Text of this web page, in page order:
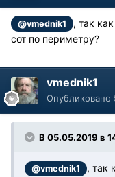
@vmednik1
, так
сот по периметру?
vmednik1
Опубликовано
В 05.05.2019 в
@vmednik1
, так